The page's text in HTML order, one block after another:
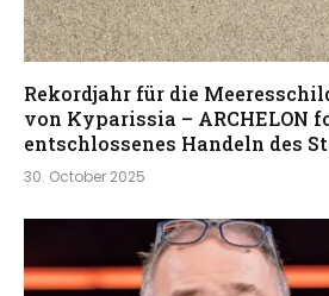
Rekordjahr für die
von Kyparissia – ARCHELON
entschlossenes Handeln des
30. October 2025